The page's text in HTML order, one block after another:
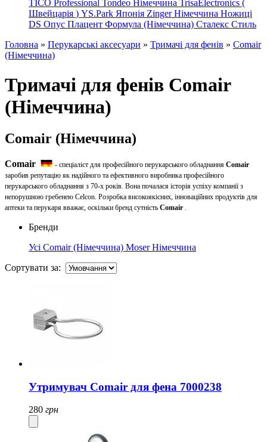
TICO Professional Tondeo Німеччина TrisaElectronics (
Швейцарія ) YS.Park Японія Zinger Німеччина Ножиці
DS Опус Плацент Формула (Німеччина) Сталекс Стиль
Головна » Перукарські аксесуари » Тримачі для фенів » Comair
(Німеччина)
Тримачі для фенів Comair
(Німеччина)
Comair (Німеччина)
Comair - спеціаліст для професійного перукарського обладнання Comair
заробив репутацію як надійного та ефективного виробника професійного
перукарського обладнання з 70-х років. Вона почалася історія успіху компанії з
непорушною гребенею Celcon. Розробка високоякісних, інноваційних продуктів для
аптеки та перукаря вважає, оскільки бренд сутність Comair .
Бренди
Усі Comair (Німеччина) Moser Німеччина
Сортувати за:
Утримувач Comair для фена 7000238
280 грн